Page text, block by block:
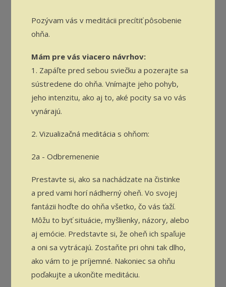
Pozývam vás v meditácii precítiť pôsobenie
ohňa.
Mám pre vás viacero návrhov:
1. Zapáľte pred sebou sviečku a pozerajte sa
sústredene do ohňa. Vnímajte jeho pohyb,
jeho intenzitu, ako aj to, aké pocity sa vo vás
vynárajú.
2. Vizualizačná meditácia s ohňom:
2a - Odbremenenie
Prestavte si, ako sa nachádzate na čistinke
a pred vami horí nádherný oheň. Vo svojej
fantázii hoďte do ohňa všetko, čo vás ťaží.
Môžu to byť situácie, myšlienky, názory, alebo
aj emócie. Predstavte si, že oheň ich spaľuje
a oni sa vytrácajú. Zostaňte pri ohni tak dlho,
ako vám to je príjemné. Nakoniec sa ohňu
poďakujte a ukončite meditáciu.